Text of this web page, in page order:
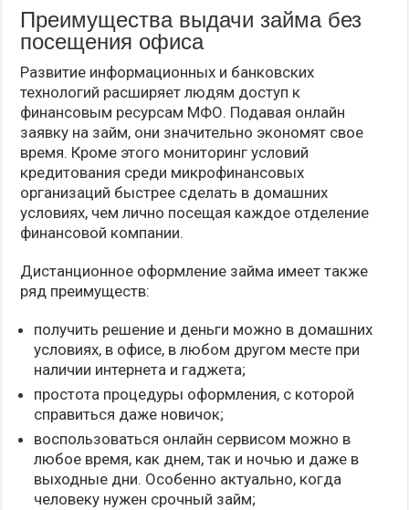
Преимущества выдачи займа без
посещения офиса
Развитие информационных и банковских
технологий расширяет людям доступ к
финансовым ресурсам МФО. Подавая онлайн
заявку на займ, они значительно экономят свое
время. Кроме этого мониторинг условий
кредитования среди микрофинансовых
организаций быстрее сделать в домашних
условиях, чем лично посещая каждое отделение
финансовой компании.
Дистанционное оформление займа имеет также
ряд преимуществ:
получить решение и деньги можно в домашних
условиях, в офисе, в любом другом месте при
наличии интернета и гаджета;
простота процедуры оформления, с которой
справиться даже новичок;
воспользоваться онлайн сервисом можно в
любое время, как днем, так и ночью и даже в
выходные дни. Особенно актуально, когда
человеку нужен срочный займ;